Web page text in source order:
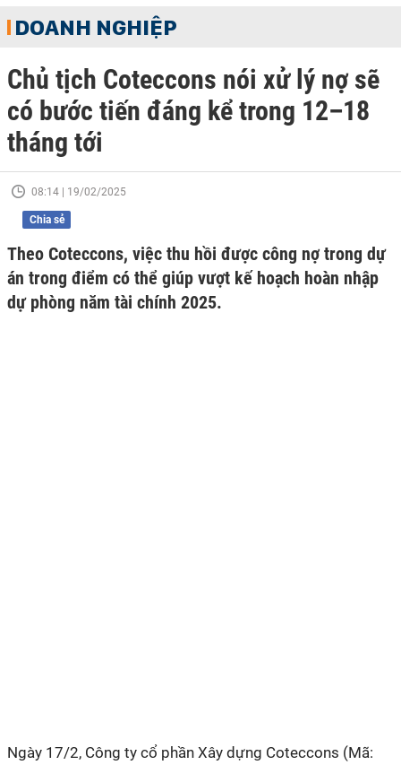
DOANH NGHIỆP
Chủ tịch Coteccons nói xử lý nợ sẽ
có bước tiến đáng kể trong 12–18
tháng tới
08:14 | 19/02/2025
Chia sẻ
Theo Coteccons, việc thu hồi được công nợ trong dự
án trong điểm có thể giúp vượt kế hoạch hoàn nhập
dự phòng năm tài chính 2025.
Ngày 17/2, Công ty cổ phần Xây dựng Coteccons (Mã: